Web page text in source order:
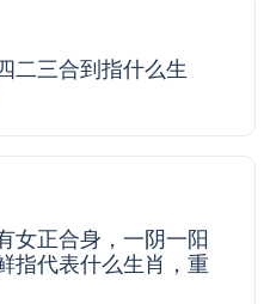
二三合到指什么生
女正合身，一阴一阳
指代表什么生肖，重